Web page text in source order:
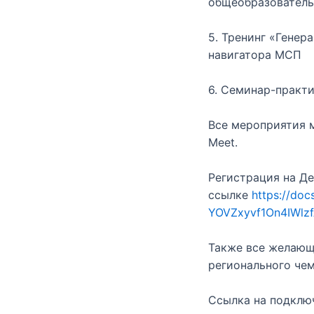
5. Тренинг
навигатора МСП
6. Семинар-
Все мероприятия
Meet.
Регистрация на
ссылке https://
Также все
регионального
Ссылка на